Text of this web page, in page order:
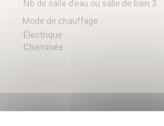
Nb de salle d’eau ou salle de bain 3
Mode de chauffage
Électrique
Cheminée